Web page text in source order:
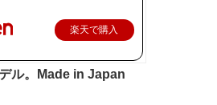
楽天で購入
ル。Made in Japan